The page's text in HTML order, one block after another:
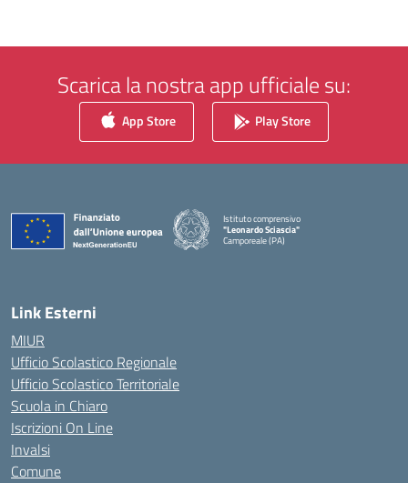
Scarica la nostra app ufficiale su:
App Store Play Store
Istituto comprensivo
"Leonardo Sciascia"
Camporeale (PA)
— Visita la pagina iniziale della scuola
Link Esterni
MIUR
Ufficio Scolastico Regionale
Ufficio Scolastico Territoriale
Scuola in Chiaro
Iscrizioni On Line
Invalsi
Comune